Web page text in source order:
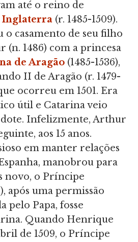
até o reino de
(r. 1485-1509).
casamento de seu filho
(n. 1486) com a princesa
de Aragão (1485-1536),
II de Aragão (r. 1479-
ocorreu em 1501. Era
útil e Catarina veio
Infelizmente, Arthur
aos 15 anos.
em manter relações
manobrou para
novo, o Príncipe
após uma permissão
pelo Papa, fosse
Quando Henrique
de 1509, o Príncipe